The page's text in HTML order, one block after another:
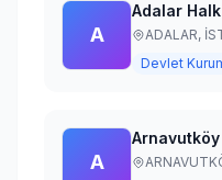
A
Adalar
ADALAR,
Devlet
A